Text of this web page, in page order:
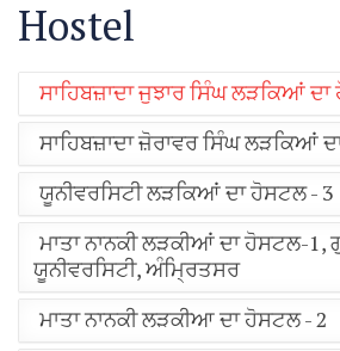
Hostel
ਸਾਹਿਬਜ਼ਾਦਾ ਜੁਝਾਰ ਸਿੰਘ ਲੜਕਿਆਂ ਦਾ
ਸਾਹਿਬਜ਼ਾਦਾ ਜ਼ੋਰਾਵਰ ਸਿੰਘ ਲੜਕਿਆਂ
ਯੂਨੀਵਰਸਿਟੀ ਲੜਕਿਆਂ ਦਾ ਹੋਸਟਲ - 3
ਮਾਤਾ ਨਾਨਕੀ ਲੜਕੀਆਂ ਦਾ ਹੋਸਟਲ-1,
ਯੂਨੀਵਰਸਿਟੀ, ਅੰਮ੍ਰਿਤਸਰ
ਮਾਤਾ ਨਾਨਕੀ ਲੜਕੀਆ ਦਾ ਹੋਸਟਲ - 2